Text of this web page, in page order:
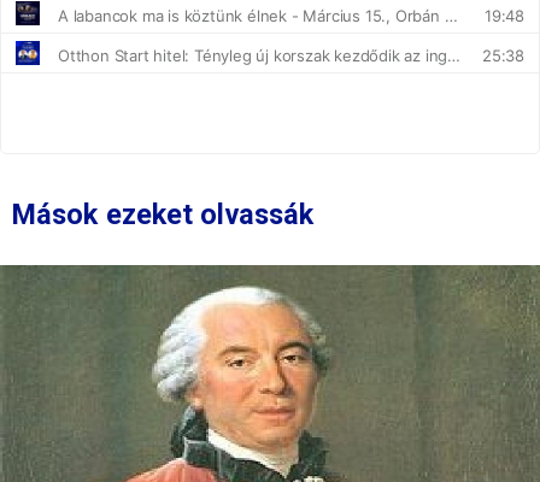
Mások ezeket olvassák